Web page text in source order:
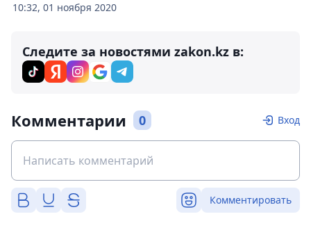
10:32, 01 ноября 2020
Следите за новостями zakon.kz в:
Комментарии 0 Вход
Комментировать